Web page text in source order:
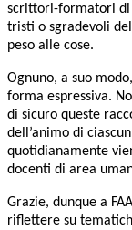
scrittori-formatori di
tristi o sgradevoli
peso alle cose.
Ognuno, a suo
forma espressiva.
di sicuro queste
dell’animo di
quotidianamente
docenti di area
Grazie, dunque a
riflettere su